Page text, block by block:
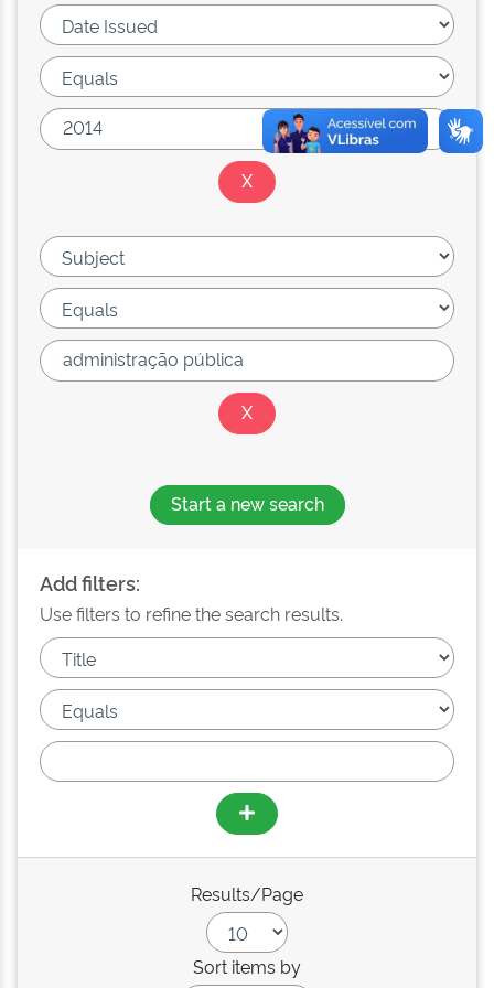
Start a new search
Add filters:
Use filters to refine the search results.
Results/Page
Sort items by